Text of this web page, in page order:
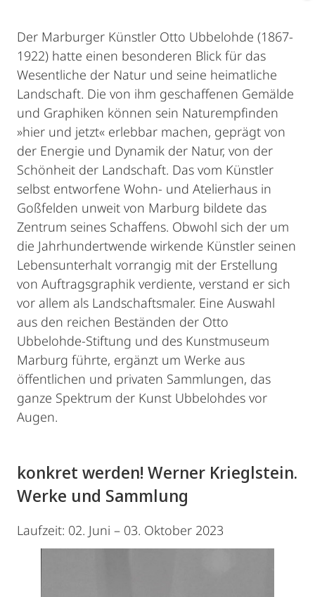
Der Marburger Künstler Otto Ubbelohde (1867-
1922) hatte einen besonderen Blick für das
Wesentliche der Natur und seine heimatliche
Landschaft. Die von ihm geschaffenen Gemälde
und Graphiken können sein Naturempfinden
»hier und jetzt« erlebbar machen, geprägt von
der Energie und Dynamik der Natur, von der
Schönheit der Landschaft. Das vom Künstler
selbst entworfene Wohn- und Atelierhaus in
Goßfelden unweit von Marburg bildete das
Zentrum seines Schaffens. Obwohl sich der um
die Jahrhundertwende wirkende Künstler seinen
Lebensunterhalt vorrangig mit der Erstellung
von Auftragsgraphik verdiente, verstand er sich
vor allem als Landschaftsmaler. Eine Auswahl
aus den reichen Beständen der Otto
Ubbelohde-Stiftung und des Kunstmuseum
Marburg führte, ergänzt um Werke aus
öffentlichen und privaten Sammlungen, das
ganze Spektrum der Kunst Ubbelohdes vor
Augen.
konkret werden! Werner Krieglstein.
Werke und Sammlung
Laufzeit: 02. Juni – 03. Oktober 2023